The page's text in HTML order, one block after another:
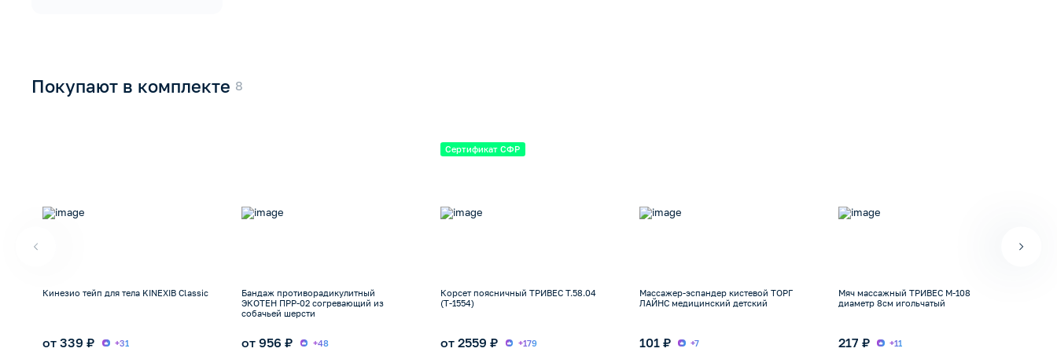
Покупают в комплекте
Кинезио тейп для тела KINEXIB Classic
от 339 ₽ +31
Бандаж противорадикулитный
ЭКОТЕН ПРР-02 согревающий из
собачьей шерсти
от 956 ₽ +48
Сертификат СФР
Корсет поясничный ТРИВЕС Т.58.04
(Т-1554)
от 2559 ₽ +179
Массажер-эспандер кистевой ТОРГ
ЛАЙНС медицинский детский
101 ₽ +7
Мяч массажный ТРИВЕС М-108
диаметр 8см игольчатый
217 ₽ +11